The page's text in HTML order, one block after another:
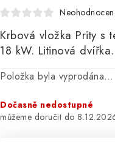
Krbová vložka Prity s
18 kW. Litinová dvířka.
Položka byla vyprodána…
Dočasně nedostupné